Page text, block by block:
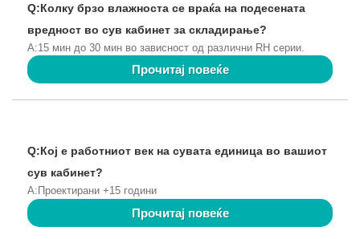
Q:Колку брзо влажноста се враќа на подесената
вредност во сув кабинет за складирање?
A:15 мин до 30 мин во зависност од различни RH серии.
Прочитај повеќе
Q:Кој е работниот век на сувата единица во вашиот
сув кабинет?
A:Проектирани +15 години
Прочитај повеќе